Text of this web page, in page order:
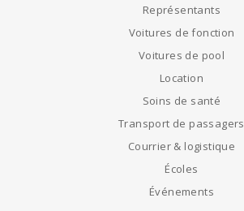
Représentants
Voitures de fonction
Voitures de pool
Location
Soins de santé
Transport de passagers
Courrier & logistique
Écoles
Événements